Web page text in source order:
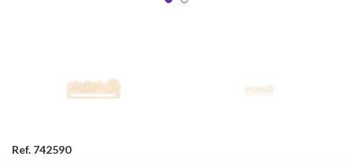
Ref. 742590